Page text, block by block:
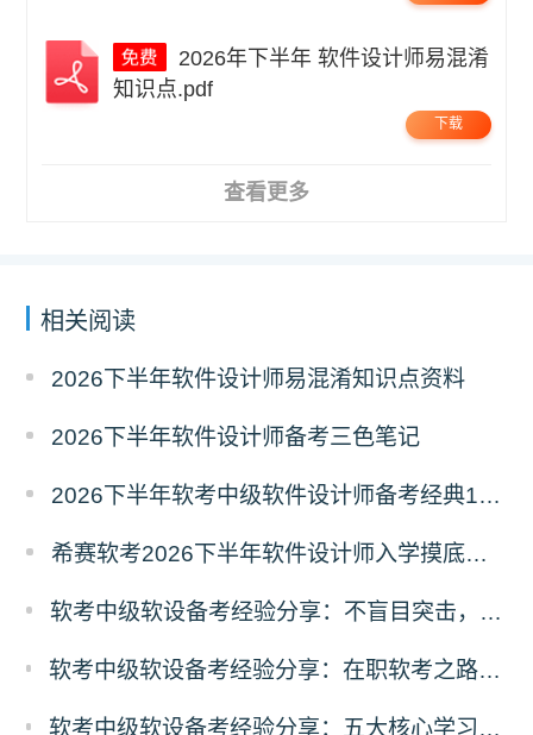
知识点.pdf
下载
查看更多
相关阅读
2026下半年软件设计师易混淆知识点资料
2026下半年软件设计师备考三色笔记
2026下半年软考中级软件设计师备考经典100题
希赛软考2026下半年软件设计师入学摸底测试卷
软考中级软设备考经验分享：不盲目突击，稳定推进复习计划
软考中级软设备考经验分享：在职软考之路，软件设计师从屡战屡败到成功上岸
软考中级软设备考经验分享：五大核心学习方法，助力软件设计师顺利通关